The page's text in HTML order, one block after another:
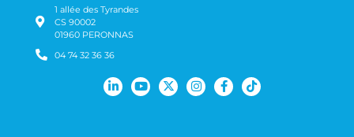
1 allée des Tyrandes
CS 90002
01960 PERONNAS
04 74 32 36 36